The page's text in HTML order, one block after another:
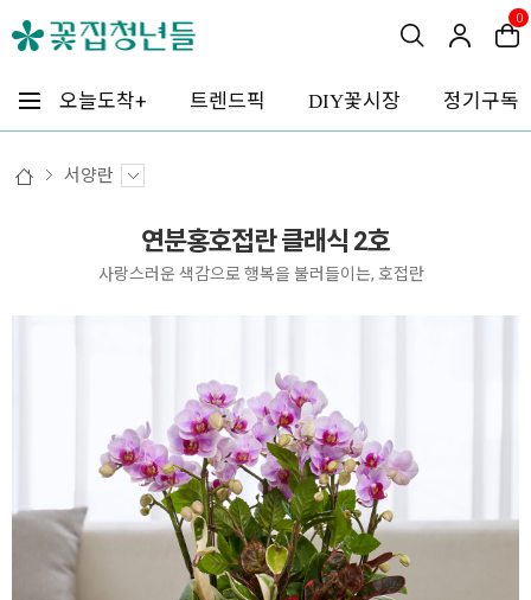
0
오늘도착+ 트렌드픽 DIY꽃시장 정기구독
서양란
연분홍호접란 클래식 2호
사랑스러운 색감으로 행복을 불러들이는, 호접란